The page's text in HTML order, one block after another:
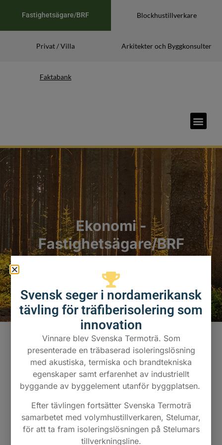
Fastighetsägare/BRF Blockhustillverkare
Privat / Villa Arkitekter och Byggkonsulter
Faktabank
Ekonomi -
Fastighetsägare/BRF
Nyutvecklat industriellt bygg-
och isoleringssystem som ger
sänkt klimatpåverkan och
lägre kostnader
Termoträ har utvecklat ett industriellt bygg- och
isoleringssystem med färre antal
byggkomponenter samt materialval med lägre
Svensk seger i nordamerikansk
tävling för träfiberisolering som
innovation
Vinnare blev Svenska Termoträ. Som
presenterade en träbaserad isoleringslösning
med akustiska, termiska och brandtekniska
egenskaper samt erfarenhet av industriellt
byggande av byggelement utanför byggplatsen.
Efter tävlingen fortsätter Svenska Termoträ
samarbetet med volymhustillverkaren, Stelumar,
för att ta fram isoleringslösningen på Stelumars
tillverkningsline.